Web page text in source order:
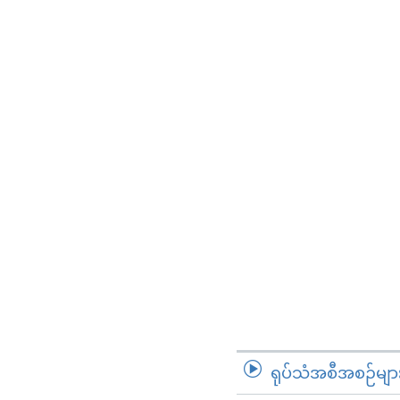
ရုပ်သံအစီအစဉ်မျာ